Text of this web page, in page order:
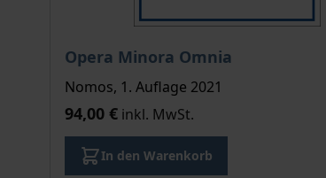
Opera Minora Omnia
Nomos, 1. Auflage 2021
94,00 € inkl. MwSt.
In den Warenkorb